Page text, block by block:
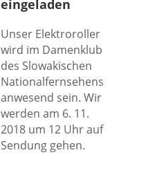
eingeladen
Unser Elektroroller
wird im Damenklub
des Slowakischen
Nationalfernsehens
anwesend sein. Wir
werden am 6. 11.
2018 um 12 Uhr auf
Sendung gehen.